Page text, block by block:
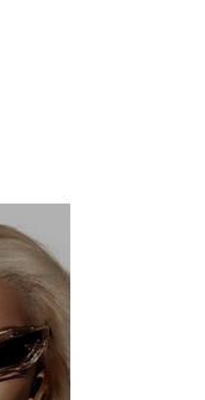
DE